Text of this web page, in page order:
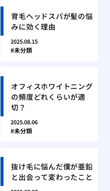
育毛ヘッドスパが髪の悩
みに効く理由
2025.08.15
未分類
オフィスホワイトニング
の頻度どれくらいが適
切？
2025.08.06
未分類
抜け毛に悩んだ僕が亜鉛
と出会って変わったこと